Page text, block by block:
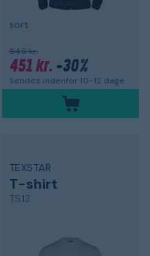
sort
645 kr.
451 kr. -30%
Sendes indenfor 10-12 dage
TEXSTAR
T-shirt
TS13